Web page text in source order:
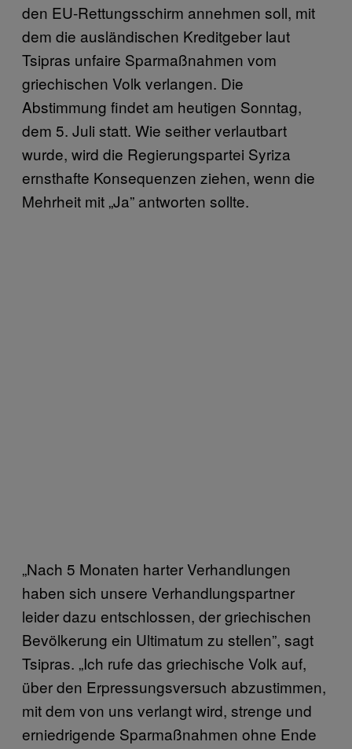
den EU-Rettungsschirm annehmen soll, mit
dem die ausländischen Kreditgeber laut
Tsipras unfaire Sparmaßnahmen vom
griechischen Volk verlangen. Die
Abstimmung findet am heutigen Sonntag,
dem 5. Juli statt. Wie seither verlautbart
wurde, wird die Regierungspartei Syriza
ernsthafte Konsequenzen ziehen, wenn die
Mehrheit mit „Ja” antworten sollte.
„Nach 5 Monaten harter Verhandlungen
haben sich unsere Verhandlungspartner
leider dazu entschlossen, der griechischen
Bevölkerung ein Ultimatum zu stellen”, sagt
Tsipras. „Ich rufe das griechische Volk auf,
über den Erpressungsversuch abzustimmen,
mit dem von uns verlangt wird, strenge und
erniedrigende Sparmaßnahmen ohne Ende